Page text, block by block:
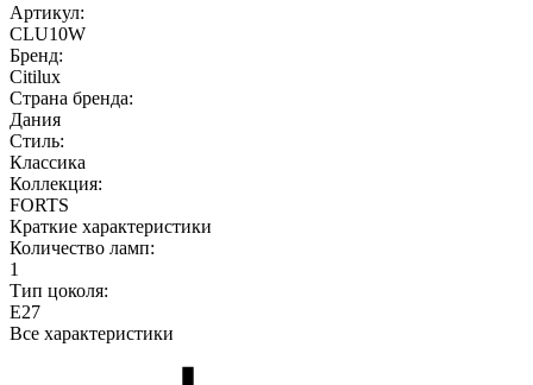
Артикул:
CLU10W
Бренд:
Citilux
Страна бренда:
Дания
Стиль:
Классика
Коллекция:
FORTS
Краткие характеристики
Количество ламп:
1
Тип цоколя:
E27
Все характеристики